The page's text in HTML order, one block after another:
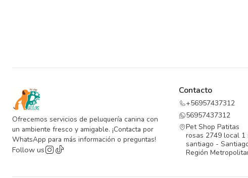
Ofrecemos servicios de peluquería canina con
un ambiente fresco y amigable. ¡Contacta por
WhatsApp para más información o preguntas!
Follow us
Contacto
+56957437312
56957437312
Pet Shop Patitas
rosas 2749 local
santiago -
Región